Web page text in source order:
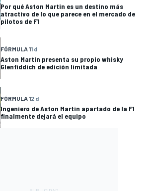
Por qué Aston Martin es un destino más
atractivo de lo que parece en el mercado de
pilotos de F1
FÓRMULA 11 d
Aston Martin presenta su propio whisky
Glenfiddich de edición limitada
FÓRMULA 12 d
Ingeniero de Aston Martin apartado de la F1
finalmente dejará el equipo